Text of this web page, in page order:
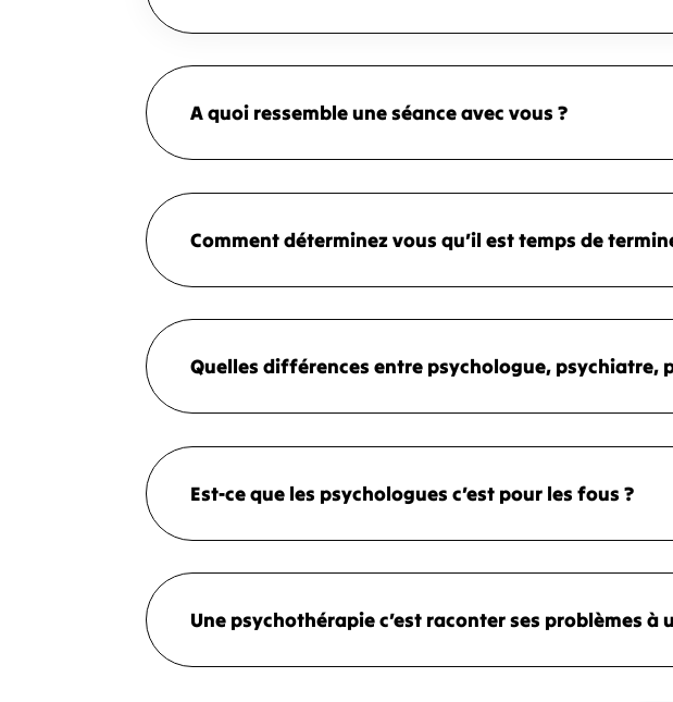
A quoi ressemble une séance avec vous ?
Comment déterminez vous qu’il est temps de
Quelles différences entre psychologue, psychiatre,
Est-ce que les psychologues c’est pour les fous ?
Une psychothérapie c’est raconter ses problèmes à